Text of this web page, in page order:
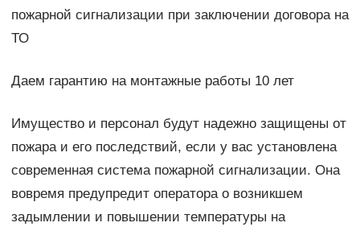
пожарной сигнализации при заключении договора на
ТО
Даем гарантию на монтажные работы 10 лет
Имущество и персонал будут надежно защищены от
пожара и его последствий, если у вас установлена
современная система пожарной сигнализации. Она
вовремя предупредит оператора о возникшем
задымлении и повышении температуры на